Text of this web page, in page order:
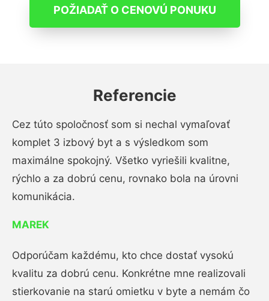
POŽIADAŤ O CENOVÚ PONUKU
Referencie
Cez túto spoločnosť som si nechal vymaľovať
komplet 3 izbový byt a s výsledkom som
maximálne spokojný. Všetko vyriešili kvalitne,
rýchlo a za dobrú cenu, rovnako bola na úrovni
komunikácia.
MAREK
Odporúčam každému, kto chce dostať vysokú
kvalitu za dobrú cenu. Konkrétne mne realizovali
stierkovanie na starú omietku v byte a nemám čo